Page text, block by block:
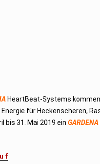
HeartBeat-Systems
für Heckenscheren,
bis 31. Mai 2019 einGARDENA
f